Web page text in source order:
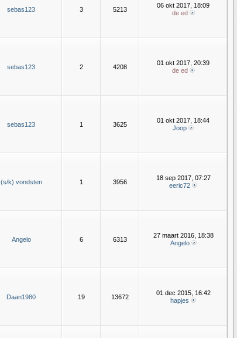
sebas123 3 5213
06 okt 2017, 18:09
de ed
sebas123 2 4208
01 okt 2017, 20:39
de ed
sebas123 1 3625
01 okt 2017, 18:44
Joop
(s/k) vondsten 1 3956
18 sep 2017, 07:27
eeric72
Angelo 6 6313
27 maart 2016, 18:38
Angelo
Daan1980 19 13672
01 dec 2015, 16:42
hapjes